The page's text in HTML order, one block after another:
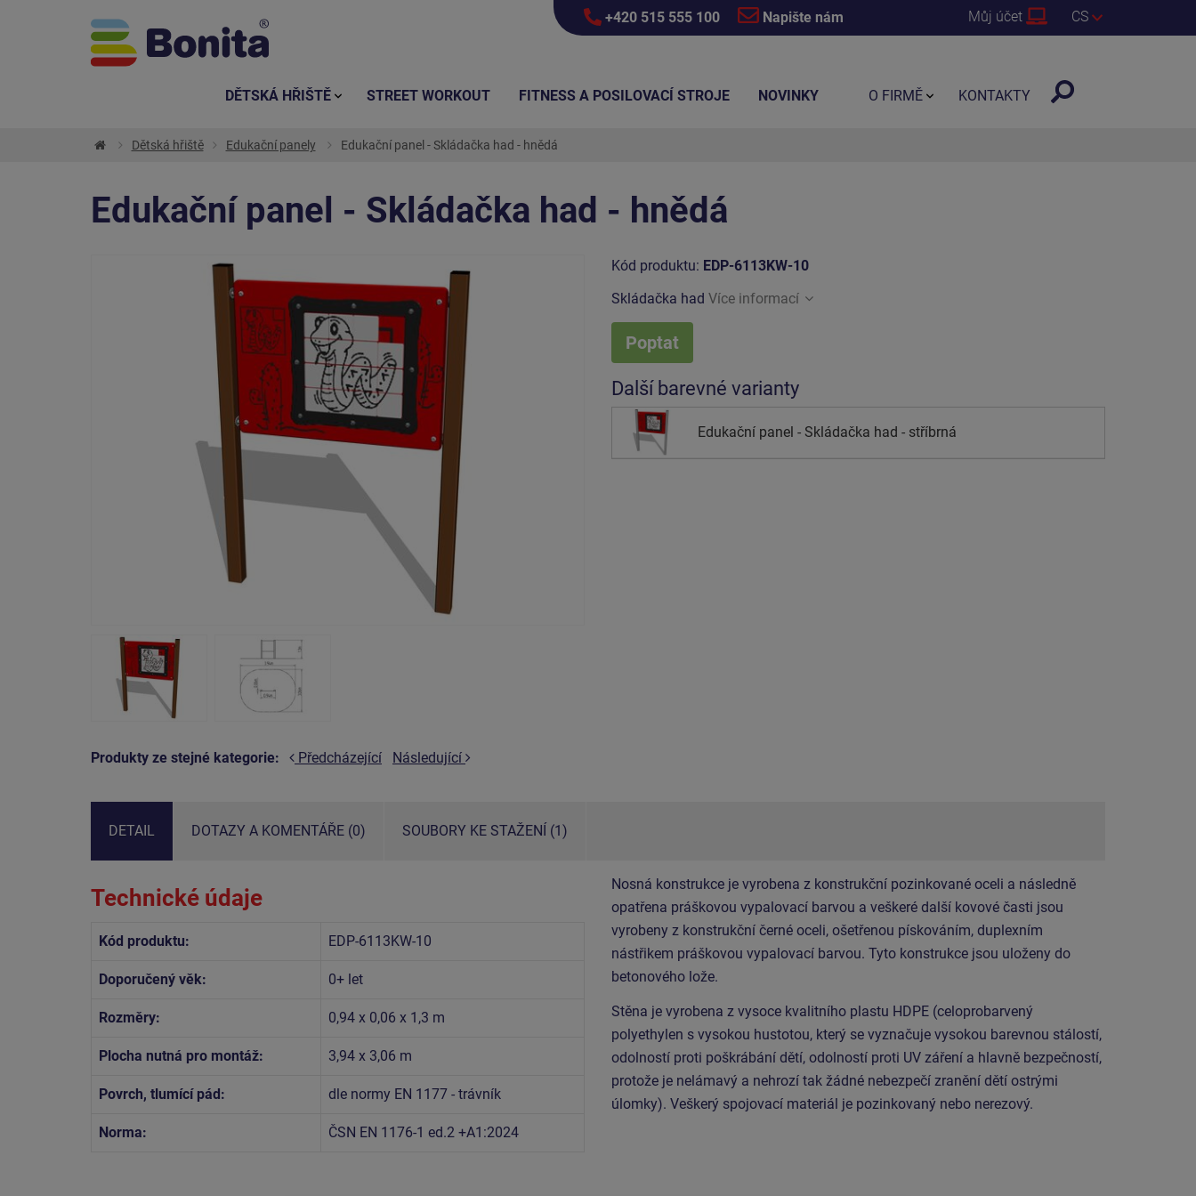
+420 515 555 100 Napište nám Můj účet CS
Dětská hřiště Edukační panely Edukační panel - Skládačka had - hnědá
Edukační panel - Skládačka had - hnědá
Produkty ze stejné kategorie: Předcházející Následující
Kód produktu: EDP-6113KW-10
Skládačka had Více informací
Poptat
Další barevné varianty
Edukační panel - Skládačka had - stříbrná
DETAIL DOTAZY A KOMENTÁŘE (0) SOUBORY KE STAŽENÍ (1)
Technické údaje
Kód produktu: EDP-6113KW-10
Doporučený věk: 0+ let
Rozměry: 0,94 x 0,06 x 1,3 m
Plocha nutná pro montáž: 3,94 x 3,06 m
Povrch, tlumící pád: dle normy EN 1177 - trávník
Norma: ČSN EN 1176-1 ed.2 +A1:2024
Nosná konstrukce je vyrobena z konstrukční pozinkované oceli a následně
opatřena práškovou vypalovací barvou a veškeré další kovové časti jsou
vyrobeny z konstrukční černé oceli, ošetřenou pískováním, duplexním
nástřikem práškovou vypalovací barvou. Tyto konstrukce jsou uloženy do
betonového lože.
Stěna je vyrobena z vysoce kvalitního plastu HDPE (celoprobarvený
polyethylen s vysokou hustotou, který se vyznačuje vysokou barevnou stálostí,
odolností proti poškrábání dětí, odolností proti UV záření a hlavně bezpečností,
protože je nelámavý a nehrozí tak žádné nebezpečí zranění dětí ostrými
úlomky). Veškerý spojovací materiál je pozinkovaný nebo nerezový.
DĚTSKÁ HŘIŠTĚ STREET WORKOUT FITNESS A POSILOVACÍ STROJE NOVINKY O FIRMĚ KONTAKTY